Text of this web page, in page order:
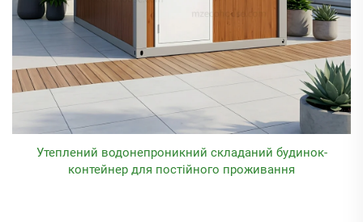
Утеплений водонепроникний складаний будинок-
контейнер для постійного проживання